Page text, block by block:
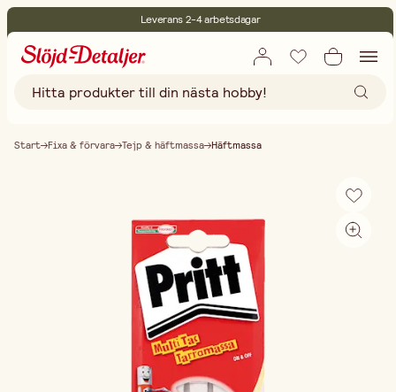
Leverans 2-4 arbetsdagar
Fri frakt vid köp över 499:-
Start Fixa & förvara Tejp & häftmassa Häftmassa